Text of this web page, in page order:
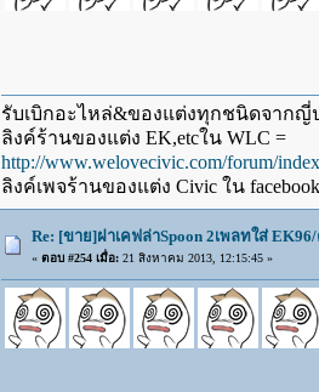
รับเบิกอะไหล่&ของแต่งทุกชนิดจากญี่
ลิงค์ร้านของแต่ง EK,etcใน WLC =
http://www.welovecivic.com/forum/
ลิงค์เพจร้านของแต่ง Civic ใน
Re: [ขาย]ฝาเคฟล่าSpoon 2เพลทใส่
« ตอบ #254 เมื่อ:21 สิงหาคม 2013, 12:15:45 »